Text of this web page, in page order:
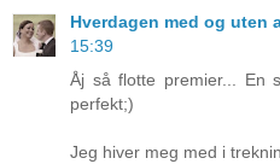
Hverdagen med og uten
15:39
Åj så flotte premier... En
perfekt;)
Jeg hiver meg med i